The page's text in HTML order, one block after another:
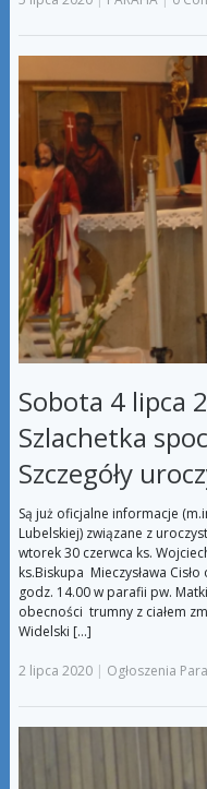
Sobota 4 lipca
Szlachetka
Szczegóły
Są już oficjalne informacje
Lubelskiej) związane z
wtorek 30 czerwca ks.
ks.Biskupa Mieczysława
godz. 14.00 w parafii pw.
obecności trumny z ciałem
Widelski […]
2 lipca 2020| Ogłoszenia